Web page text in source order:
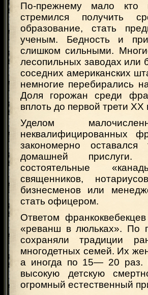
По-прежнему мало кто
стремился получить
образование, стать
ученым. Бедность и
слишком сильными.
лесопильных заводах или
соседних американских
немногие перебирались
Доля горожан среди
вплоть до первой трети XX
Уделом
неквалифицированных
закономерно оставался
домашней
состоятельные
священников,
бизнесменов или
стать офицером.
Ответом
«реванш в люльках». По
сохраняли традиции
многодетных семей. Их
а иногда по 15— 20 раз.
высокую детскую
огромный естественный